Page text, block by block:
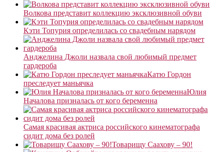
Волкова представит коллекцию эксклюзивной обуви
Кэти Топурия определилась со свадебным нарядом
Анджелина Джоли назвала свой любимый предмет
гардероба
Катю Гордон
преследует маньячка
Юлия
Началова призналась от кого беременна
Самая красивая актриса российского кинематографа
сидит дома без ролей
Товарищу Саахову – 90!